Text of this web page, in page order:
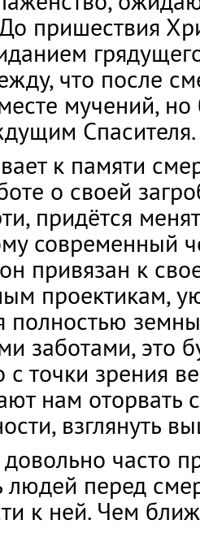
пришествия
что после
мучений,
Спасителя.
к памяти
о своей
придётся
современный
привязан к
проектикам,
полностью
заботами, это
точки зрения
нам оторвать
взглянуть
часто
людей перед
к ней. Чем